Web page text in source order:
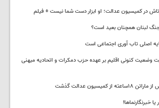
در کمیسیون عدالت؛ او ابزار دست شما نیست + فیلم
جنگ لبنان همچنان بعید است؟
اصلی تاب آوری اجتماعی است
وضعیت کنونی اقلیم بر عهده حزب دمکرات و اتحادیه میهنی
کمیسیون عدالت گذشت